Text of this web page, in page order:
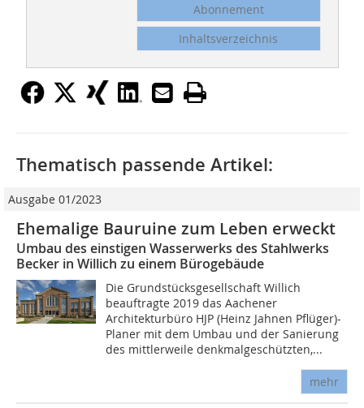
Abonnement
Inhaltsverzeichnis
Thematisch passende Artikel:
Ausgabe 01/2023
Ehemalige Bauruine zum Leben erweckt
Umbau des einstigen Wasserwerks des Stahlwerks
Becker in Willich zu einem Bürogebäude
Die Grundstücksgesellschaft Willich
beauftragte 2019 das Aachener
Architekturbüro HJP (Heinz Jahnen Pflüger)-
Planer mit dem Umbau und der Sanierung
des mittlerweile denkmalgeschützten,...
mehr